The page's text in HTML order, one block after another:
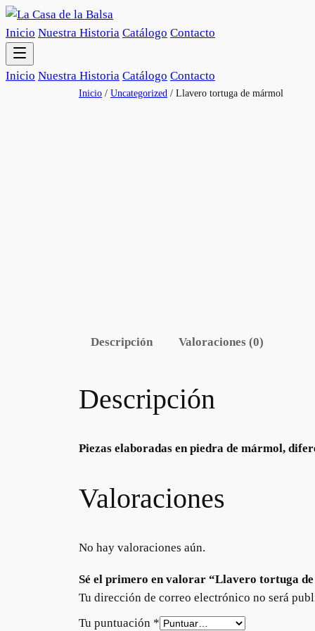
Inicio Nuestra Historia Catálogo Contacto
Inicio Nuestra Historia Catálogo Contacto
Inicio / Uncategorized / Llavero tortuga de mármol
Descripción
Valoraciones (0)
Descripción
Piezas elaboradas en piedra de mármol,
Valoraciones
No hay valoraciones aún.
Sé el primero en valorar “Llavero tortuga
Tu dirección de correo electrónico no será
Tu puntuación *